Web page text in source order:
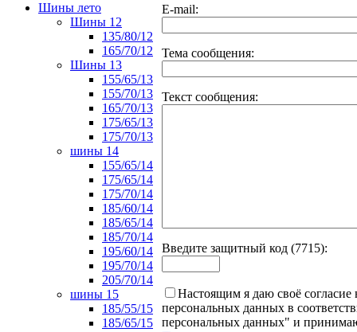
Шины лето
Шины 12
135/80/12
165/70/12
Шины 13
155/65/13
155/70/13
165/70/13
175/65/13
175/70/13
шины 14
155/65/14
175/65/14
175/70/14
185/60/14
185/65/14
185/70/14
195/60/14
195/70/14
205/70/14
шины 15
185/55/15
185/65/15
E-mail:
Тема сообщения:
Текст сообщения:
Введите защитный код (7715):
Настоящим я даю своё согласие
персональных данных в
персональных данных" и